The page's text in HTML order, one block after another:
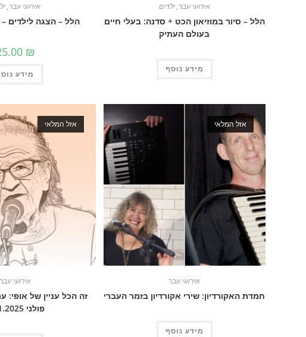
אירועי עבר,
הלל – הצגה לילדים
₪
מידע
אירועי עבר,ילדים
הלל – סיור במוזיאון הכט + סדנה: בעלי חיים
בעולם העתיק
מידע נוסף
אזל המלאי
אירועי עבר
זה הכל עניין של אופי:
פולני 23.1.2025
אזל המלאי
אירועי עבר
חמדת האקורדיון: שירי אקורדיון בזמר העברי
מידע נוסף